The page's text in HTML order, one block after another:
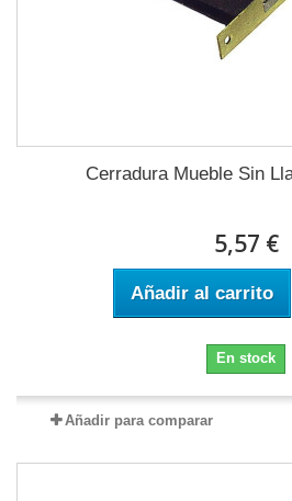
Cerradura Mueble Sin
5,57 €
Añadir al carrito
En stock
Añadir para comparar